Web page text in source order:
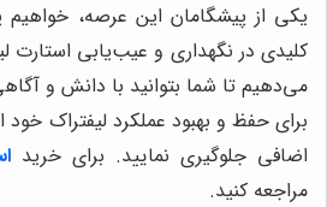
یکی از پیشگامان این عرصه،
کلیدی در نگهداری و عیب‌یابی استارت
می‌دهیم تا شما بتوانید با دانش و
برای حفظ و بهبود عملکرد لیفتراک خود
اضافی جلوگیری نمایید. برای خرید
مراجعه کنید.